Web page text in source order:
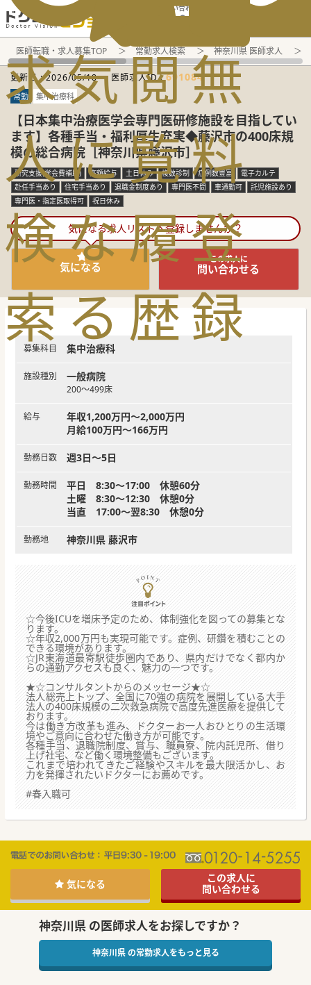
電話でのお問い合わせ：平日9:30-19:00
求
人
検
索
気
に
な
る
閲
覧
履
歴
無
料
登
録
医師転職・求人募集TOP 常勤求人検索 神奈川県 医師求人
更新日 :2026/05/18 医師求人ID :691084
常勤 集中治療科
【日本集中治療医学会専門医研修施設を目指してい
ます】各種手当・福利厚生充実◆藤沢市の400床規
模の総合病院［神奈川県藤沢市］
研究支援(学会費補助) 高額給与 土日休み 複数診制 症例数豊富
電子カルテ
赴任手当あり
住宅手当あり 退職金制度あり 専門医不問 車通勤可
託児施設あり
専門医・指定医取得可
祝日休み
気になる求人リストへ登録しませんか？
気になる
この求人に
問い合わせる
募集科目 集中治療科
施設種別 一般病院
200～499床
給与
年収1,200万円～2,000万円
月給100万円～166万円
勤務日数 週3日～5日
勤務時間
平日 8:30～17:00 休憩60分
土曜 8:30～12:30 休憩0分
当直 17:00～翌8:30 休憩0分
勤務地 神奈川県 藤沢市
☆今後ICUを増床予定のため、体制強化を図っての募集とな
ります。
☆年収2,000万円も実現可能です。症例、研鑽を積むことの
できる環境があります。
☆JR東海道最寄駅徒歩圏内であり、県内だけでなく都内か
らの通勤アクセスも良く、魅力の一つです。
★☆コンサルタントからのメッセージ★☆
法人総売上トップ、全国に70強の病院を展開している大手
法人の400床規模の二次救急病院で高度先進医療を提供して
おります。
今は働き方改革も進み、ドクターお一人おひとりの生活環
境やご意向に合わせた働き方が可能です。
各種手当、退職院制度、賞与、職員寮、院内託児所、借り
上げ社宅、など働く環境整備もございます。
これまで培われてきたご経験やスキルを最大限活かし、お
力を発揮されたいドクターにお薦めです。
#春入職可
気になる
この求人に
問い合わせる
神奈川県 の医師求人をお探しですか？
神奈川県 の常勤求人をもっと見る